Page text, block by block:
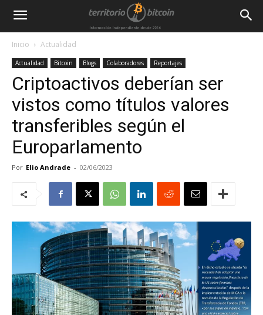
Inicio Actualidad
Actualidad Bitcoin Blogs Colaboradores Reportajes
Criptoactivos deberían ser
vistos como títulos valores
transferibles según el
Europarlamento
Por Elio Andrade - 02/06/2023